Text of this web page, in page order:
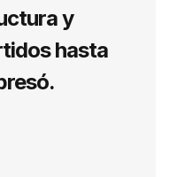
y
hasta